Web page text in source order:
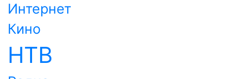
Интернет
Кино
НТВ